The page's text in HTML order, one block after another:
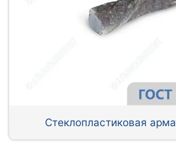
Стеклопластиковая